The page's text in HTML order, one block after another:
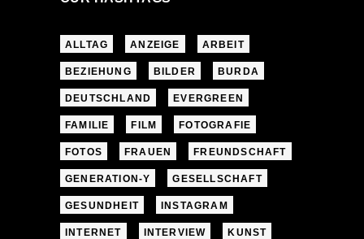
ALLTAG ANZEIGE ARBEIT
BEZIEHUNG BILDER BURDA
DEUTSCHLAND EVERGREEN
FAMILIE FILM FOTOGRAFIE
FOTOS FRAUEN FREUNDSCHAFT
GENERATION-Y GESELLSCHAFT
GESUNDHEIT INSTAGRAM
INTERNET INTERVIEW KUNST